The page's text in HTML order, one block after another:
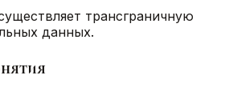
трансграничную
данных.